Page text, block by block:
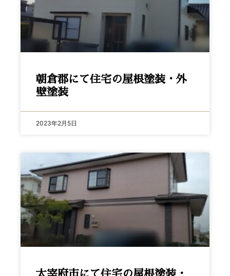
朝倉郡にて住宅の屋根塗装・外
壁塗装
2023年2月5日
太宰府市にて住宅の屋根塗装・